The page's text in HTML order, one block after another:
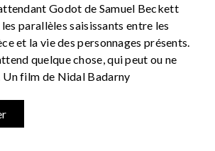
Godot de Samuel Beckett
parallèles saisissants entre les
et la vie des personnages présents.
quelque chose, qui peut ou ne
film de Nidal Badarny